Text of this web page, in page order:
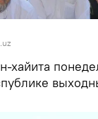
хайита